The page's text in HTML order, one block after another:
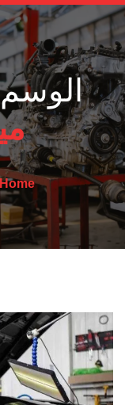
Home